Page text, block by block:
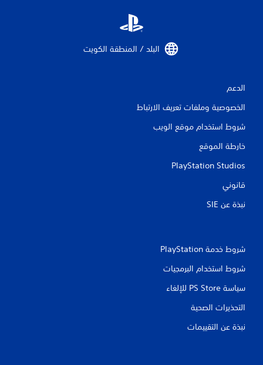
البلد / المنطقة الكويت‏
الدعم
الخصوصية وملفات تعريف الارتباط
شروط استخدام موقع الويب
خارطة الموقع
PlayStation Studios
قانوني
نبذة عن SIE‏
شروط خدمة PlayStation‏
شروط استخدام البرمجيات
سياسة PS Store للإلغاء
التحذيرات الصحية
نبذة عن التقييمات